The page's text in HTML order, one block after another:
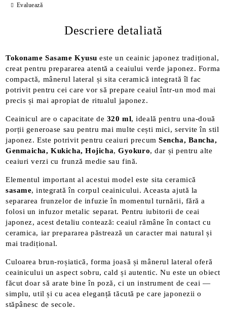
Evaluează
Descriere detaliată
Tokoname Sasame Kyusu este un ceainic japonez tradițional,
creat pentru prepararea atentă a ceaiului verde japonez. Forma
compactă, mânerul lateral și sita ceramică integrată îl fac
potrivit pentru cei care vor să prepare ceaiul într-un mod mai
precis și mai apropiat de ritualul japonez.
Ceainicul are o capacitate de 320 ml, ideală pentru una-două
porții generoase sau pentru mai multe cești mici, servite în stil
japonez. Este potrivit pentru ceaiuri precumSencha, Bancha,
Genmaicha, Kukicha, Hojicha,Gyokuro, dar și pentru alte
ceaiuri verzi cu frunză medie sau fină.
Elementul important al acestui model este sita ceramică
sasame, integrată în corpul ceainicului. Aceasta ajută la
separarea frunzelor de infuzie în momentul turnării, fără a
folosi un infuzor metalic separat. Pentru iubitorii de ceai
japonez, acest detaliu contează: ceaiul rămâne în contact cu
ceramica, iar prepararea păstrează un caracter mai natural și
mai tradițional.
Culoarea brun-roșiatică, forma joasă și mânerul lateral oferă
ceainicului un aspect sobru, cald și autentic. Nu este un obiect
făcut doar să arate bine în poză, ci un instrument de ceai —
simplu, util și cu acea eleganță tăcută pe care japonezii o
stăpânesc de secole.